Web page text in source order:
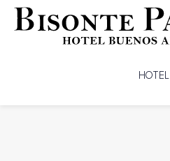
HOTEL